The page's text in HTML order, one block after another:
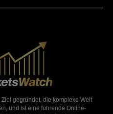
gegründet, die komplexe Welt
und ist eine führende Online-